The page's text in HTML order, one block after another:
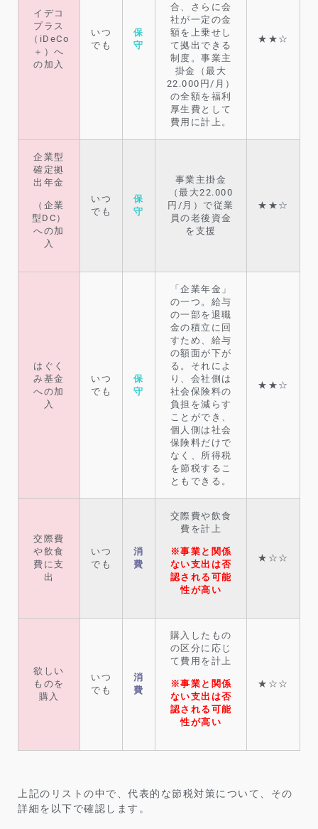
イデコ
プラス
（iDeCo
＋）へ
の加入
いつ
でも
保
守
合、さらに会
社が一定の金
額を上乗せし
て拠出できる
制度。事業主
掛金（最大
22.000円/月）
の全額を福利
厚生費として
費用に計上。
★★☆
企業型
確定拠
出年金
（企業
型DC）
への加
入
いつ
でも
保
守
事業主掛金
（最大22.000
円/月）で従業
員の老後資金
を支援
★★☆
はぐく
み基金
への加
入
いつ
でも
保
守
「企業年金」
の一つ。給与
の一部を退職
金の積立に回
すため、給与
の額面が下が
る。それによ
り、会社側は
社会保険料の
負担を減らす
ことができ、
個人側は社会
保険料だけで
なく、所得税
を節税するこ
ともできる。
★★☆
交際費
や飲食
費に支
出
いつ
でも
消
費
交際費や飲食
費を計上
※事業と関係
ない支出は否
認される可能
性が高い
★☆☆
欲しい
ものを
購入
いつ
でも
消
費
購入したもの
の区分に応じ
て費用を計上
※事業と関係
ない支出は否
認される可能
性が高い
★☆☆
上記のリストの中で、代表的な節税対策について、その
詳細を以下で確認します。